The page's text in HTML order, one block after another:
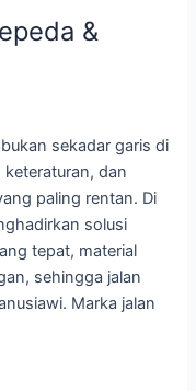
&
sekadar garis di
keteraturan, dan
paling rentan. Di
solusi
tepat, material
sehingga jalan
Marka jalan